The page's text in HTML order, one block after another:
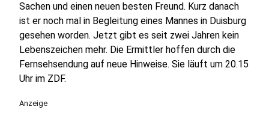
Sachen und einen neuen besten Freund. Kurz danach
ist er noch mal in Begleitung eines Mannes in Duisburg
gesehen worden. Jetzt gibt es seit zwei Jahren kein
Lebenszeichen mehr. Die Ermittler hoffen durch die
Fernsehsendung auf neue Hinweise. Sie läuft um 20.15
Uhr im ZDF.
Anzeige